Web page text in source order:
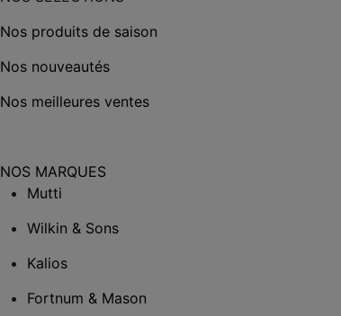
Nos produits de saison
Nos nouveautés
Nos meilleures ventes
NOS MARQUES
Mutti
Wilkin & Sons
Kalios
Fortnum & Mason